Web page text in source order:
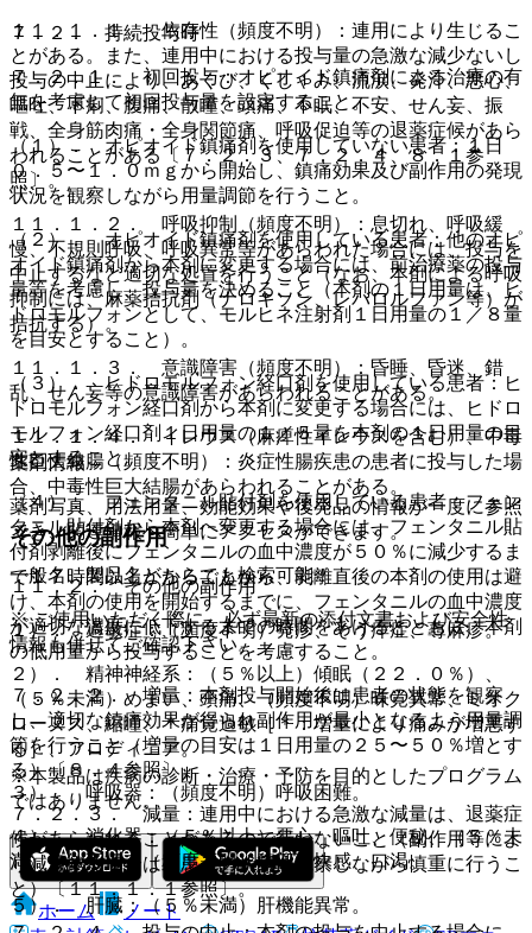
１１．１．１． 依存性（頻度不明）：連用により生じるこ
とがある。また、連用中における投与量の急激な減少ないし
投与の中止により、あくび、くしゃみ、流涙、発汗、悪心、
嘔吐、下痢、腹痛、散瞳、頭痛、不眠、不安、せん妄、振
戦、全身筋肉痛・全身関節痛、呼吸促迫等の退薬症候があら
われることがある〔７．２．３、７．２．４、８．１参
照〕。
１１．１．２． 呼吸抑制（頻度不明）：息切れ、呼吸緩
慢、不規則呼吸、呼吸異常等があらわれた場合には、投与を
中止するなど適切な処置を行うこと（なお、本剤による呼吸
抑制には、麻薬拮抗剤（ナロキソン、レバロルファン等）が
拮抗する）。
１１．１．３． 意識障害（頻度不明）：昏睡、昏迷、錯
乱、せん妄等の意識障害があらわれることがある。
１１．１．４． イレウス（麻痺性イレウスを含む）、中毒
性巨大結腸（頻度不明）：炎症性腸疾患の患者に投与した場
合、中毒性巨大結腸があらわれることがある。
その他の副作用
１１．２． その他の副作用
１）． 過敏症：（頻度不明）発疹、そう痒症、蕁麻疹。
２）． 精神神経系：（５％以上）傾眠（２２．０％）、
（５％未満）めまい、頭痛、（頻度不明）味覚異常、ミオク
ローヌス、縮瞳、＊痛覚過敏［＊：増量により痛みが増悪す
る］、アロディニア。
３）． 呼吸器：（頻度不明）呼吸困難。
４）． 消化器：（５％以上）悪心、嘔吐、便秘、（５％未
満）食欲不振、（頻度不明）腹部不快感、口渇。
５）． 肝臓：（５％未満）肝機能異常。
７．２． 持続投与時
７．２．１． 初回投与：オピオイド鎮痛剤による治療の有
無を考慮して初回投与量を設定すること。
（１）． オピオイド鎮痛剤を使用していない患者：１日
０．５〜１．０ｍｇから開始し、鎮痛効果及び副作用の発現
状況を観察しながら用量調節を行うこと。
（２）． オピオイド鎮痛剤を使用している患者：他のオピ
オイド鎮痛剤から本剤に変更する場合には、前治療薬の投与
量等を考慮し、投与量を決めること（本剤の１日用量は、ヒ
ドロモルフォンとして、モルヒネ注射剤１日用量の１／８量
を目安とすること）。
（３）． ヒドロモルフォン経口剤を使用している患者：ヒ
ドロモルフォン経口剤から本剤に変更する場合には、ヒドロ
モルフォン経口剤１日用量の１／５量を本剤の１日用量の目
安とすること。
（４）． フェンタニル貼付剤を使用している患者：フェン
タニル貼付剤から本剤へ変更する場合には、フェンタニル貼
付剤剥離後にフェンタニルの血中濃度が５０％に減少するま
で１７時間以上かかることから、剥離直後の本剤の使用は避
け、本剤の使用を開始するまでに、フェンタニルの血中濃度
が適切な濃度に低下するまでの時間をあけるとともに、本剤
の低用量から投与することを考慮すること。
７．２．２． 増量：本剤投与開始後は患者の状態を観察
し、適切な鎮痛効果が得られ副作用が最小となるよう用量調
節を行うこと（増量の目安は１日用量の２５〜５０％増とす
る）〔８．４参照〕。
７．２．３． 減量：連用中における急激な減量は、退薬症
候があらわれることがあるので行わないこと（副作用等によ
り減量する場合は、患者の状態を観察しながら慎重に行うこ
と）〔１１．１．１参照〕。
薬剤情報
薬剤写真、用法用量、効能効果や後発品の情報が一度に参照
でき、関連情報へ簡単にアクセスができます。
一般名、製品名どちらでも検索可能！
※ ご使用いただく際に、必ず最新の添付文書および安全性
情報も併せてご確認下さい。
※本製品は疾病の診断・治療・予防を目的としたプログラム
ではありません。
ホーム
ノート